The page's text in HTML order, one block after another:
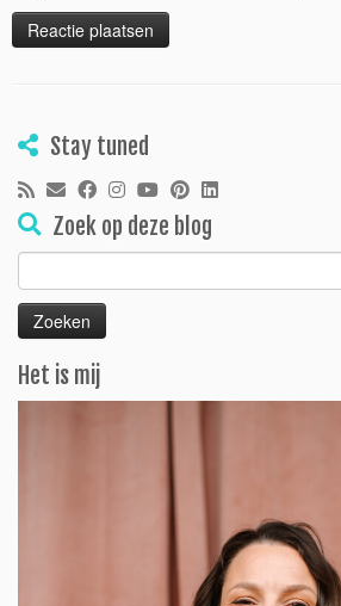
Stay tuned
Zoek op deze blog
naar:
Het is mij